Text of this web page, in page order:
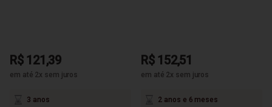
R$ 121,39
em até 2x sem juros
3 anos
R$ 152,51
em até 2x sem juros
2 anos e 6 meses